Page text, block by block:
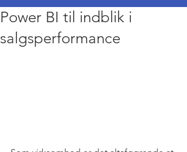
Power BI til indblik i
salgsperformance